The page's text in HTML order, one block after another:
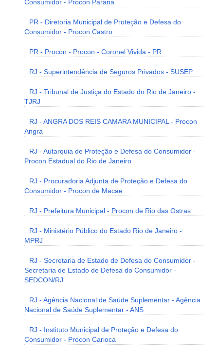
Consumidor - Procon Paraná
PR - Diretoria Municipal de Proteção e Defesa do
Consumidor - Procon Castro
PR - Procon - Procon - Coronel Vivida - PR
RJ - Superintendência de Seguros Privados - SUSEP
RJ - Tribunal de Justiça do Estado do Rio de Janeiro -
TJRJ
RJ - ANGRA DOS REIS CAMARA MUNICIPAL - Procon
Angra
RJ - Autarquia de Proteção e Defesa do Consumidor -
Procon Estadual do Rio de Janeiro
RJ - Procuradoria Adjunta de Proteção e Defesa do
Consumidor - Procon de Macae
RJ - Prefeitura Municipal - Procon de Rio das Ostras
RJ - Ministério Público do Estado Rio de Janeiro -
MPRJ
RJ - Secretaria de Estado de Defesa do Consumidor -
Secretaria de Estado de Defesa do Consumidor -
SEDCON/RJ
RJ - Agência Nacional de Saúde Suplementar - Agência
Nacional de Saúde Suplementar - ANS
RJ - Instituto Municipal de Proteção e Defesa do
Consumidor - Procon Carioca